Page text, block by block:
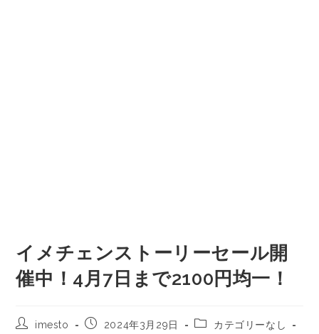
イメチェンストーリーセール開
催中！4月7日まで2100円均一！
imesto 2024年3月29日
カテゴリーなし